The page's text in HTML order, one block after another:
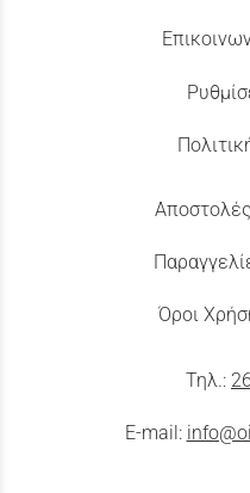
Όροι
Τηλ.:
E-mail: